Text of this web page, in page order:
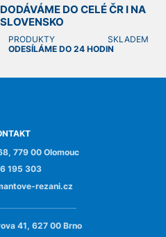
DODÁVÁME DO CELÉ ČR I NA
SLOVENSKO
PRODUKTY SKLADEM
ODESÍLÁME DO 24 HODIN
779 00 Olomouc
195 303
rezani.cz
41, 627 00 Brno